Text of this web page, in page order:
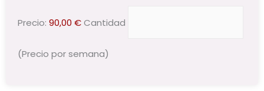
Precio: 90,00 €Cantidad
(Precio por semana)